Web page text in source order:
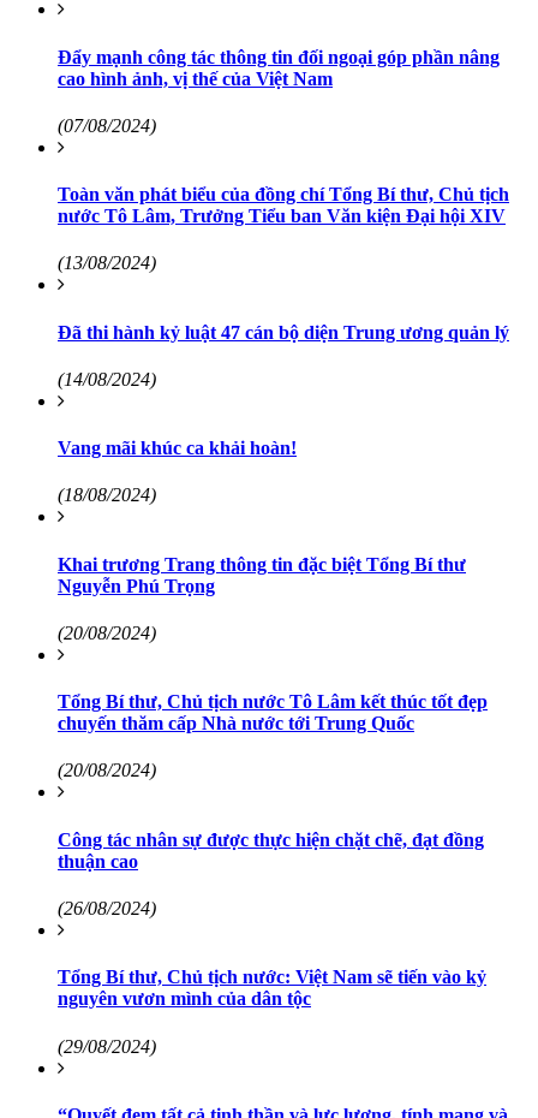
Đẩy mạnh công tác thông tin đối ngoại góp phần nâng
cao hình ảnh, vị thế của Việt Nam
(07/08/2024)
Toàn văn phát biểu của đồng chí Tổng Bí thư, Chủ tịch
nước Tô Lâm, Trưởng Tiểu ban Văn kiện Đại hội XIV
(13/08/2024)
Đã thi hành kỷ luật 47 cán bộ diện Trung ương quản lý
(14/08/2024)
Vang mãi khúc ca khải hoàn!
(18/08/2024)
Khai trương Trang thông tin đặc biệt Tổng Bí thư
Nguyễn Phú Trọng
(20/08/2024)
Tổng Bí thư, Chủ tịch nước Tô Lâm kết thúc tốt đẹp
chuyến thăm cấp Nhà nước tới Trung Quốc
(20/08/2024)
Công tác nhân sự được thực hiện chặt chẽ, đạt đồng
thuận cao
(26/08/2024)
Tổng Bí thư, Chủ tịch nước: Việt Nam sẽ tiến vào kỷ
nguyên vươn mình của dân tộc
(29/08/2024)